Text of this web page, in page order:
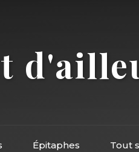
Épitaphes Tout